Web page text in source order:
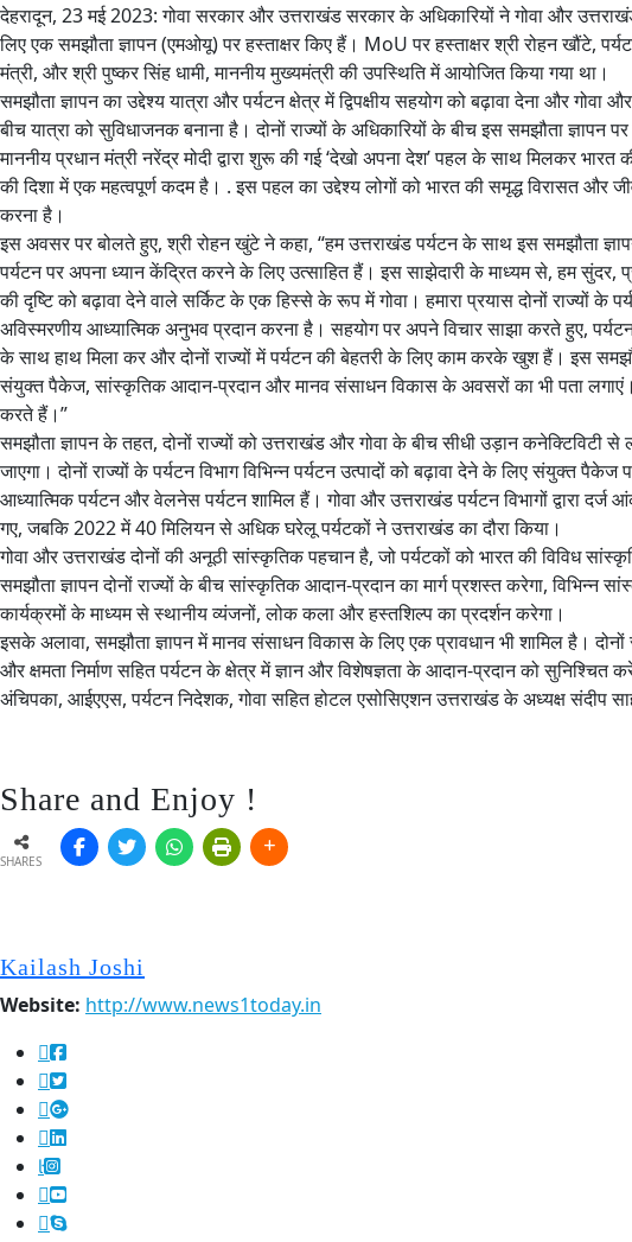
देहरादून, 23 मई 2023: गोवा सरकार और उत्तराखंड सरकार के अधिकारियों ने गोवा और
लिए एक समझौता ज्ञापन (एमओयू) पर हस्ताक्षर किए हैं। MoU पर हस्ताक्षर श्री रोहन खौंटे,
मंत्री, और श्री पुष्कर सिंह धामी, माननीय मुख्यमंत्री की उपस्थिति में आयोजित किया गया था।
समझौता ज्ञापन का उद्देश्य यात्रा और पर्यटन क्षेत्र में द्विपक्षीय सहयोग को बढ़ावा देना और
बीच यात्रा को सुविधाजनक बनाना है। दोनों राज्यों के अधिकारियों के बीच इस समझौता ज्ञापन
माननीय प्रधान मंत्री नरेंद्र मोदी द्वारा शुरू की गई ‘देखो अपना देश’ पहल के साथ मिलकर
की दिशा में एक महत्वपूर्ण कदम है। . इस पहल का उद्देश्य लोगों को भारत की समृद्ध विरासत
करना है।
इस अवसर पर बोलते हुए, श्री रोहन खुंटे ने कहा, “हम उत्तराखंड पर्यटन के साथ इस समझौता
पर्यटन पर अपना ध्यान केंद्रित करने के लिए उत्साहित हैं। इस साझेदारी के माध्यम से, हम सुंदर,
की दृष्टि को बढ़ावा देने वाले सर्किट के एक हिस्से के रूप में गोवा। हमारा प्रयास दोनों राज्यों
अविस्मरणीय आध्यात्मिक अनुभव प्रदान करना है। सहयोग पर अपने विचार साझा करते हुए,
के साथ हाथ मिला कर और दोनों राज्यों में पर्यटन की बेहतरी के लिए काम करके खुश हैं। इस
संयुक्त पैकेज, सांस्कृतिक आदान-प्रदान और मानव संसाधन विकास के अवसरों का भी पता
करते हैं।”
समझौता ज्ञापन के तहत, दोनों राज्यों को उत्तराखंड और गोवा के बीच सीधी उड़ान कनेक्टिविटी
जाएगा। दोनों राज्यों के पर्यटन विभाग विभिन्न पर्यटन उत्पादों को बढ़ावा देने के लिए संयुक्त
आध्यात्मिक पर्यटन और वेलनेस पर्यटन शामिल हैं। गोवा और उत्तराखंड पर्यटन विभागों द्वारा
गए, जबकि 2022 में 40 मिलियन से अधिक घरेलू पर्यटकों ने उत्तराखंड का दौरा किया।
गोवा और उत्तराखंड दोनों की अनूठी सांस्कृतिक पहचान है, जो पर्यटकों को भारत की विविध
समझौता ज्ञापन दोनों राज्यों के बीच सांस्कृतिक आदान-प्रदान का मार्ग प्रशस्त करेगा, विभिन्न
कार्यक्रमों के माध्यम से स्थानीय व्यंजनों, लोक कला और हस्तशिल्प का प्रदर्शन करेगा।
इसके अलावा, समझौता ज्ञापन में मानव संसाधन विकास के लिए एक प्रावधान भी शामिल है।
और क्षमता निर्माण सहित पर्यटन के क्षेत्र में ज्ञान और विशेषज्ञता के आदान-प्रदान को
अंचिपका, आईएएस, पर्यटन निदेशक, गोवा सहित होटल एसोसिएशन उत्तराखंड के अध्यक्ष संदीप
Share and Enjoy !
SHARES
Kailash Joshi
Website: http://www.news1today.in